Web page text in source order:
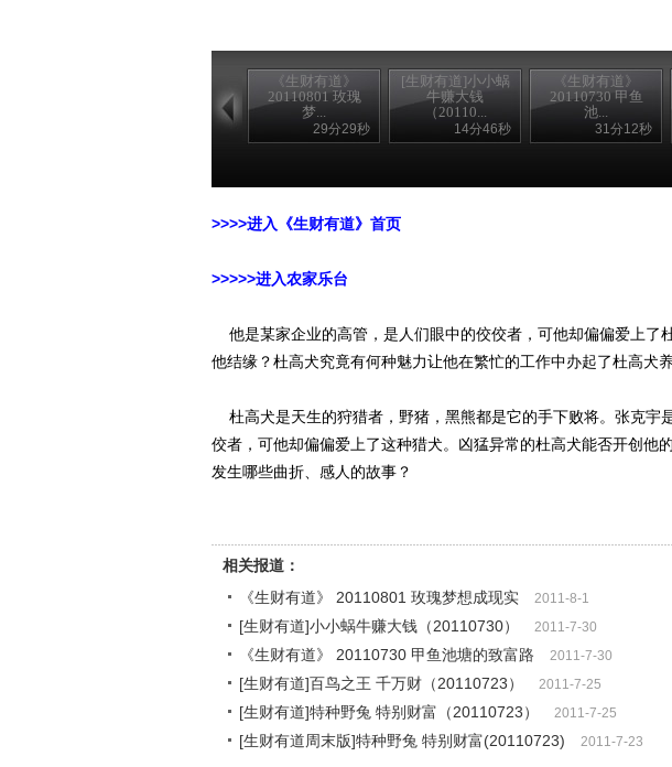
《生财有道》
20110801 玫瑰
梦...
29分29秒
[生财有道]小小蜗
牛赚大钱
（20110...
14分46秒
《生财有道》
20110730 甲鱼
池...
31分12秒
>>>>进入《生财有道》首页
>>>>>进入农家乐台
他是某家企业的高管，是人们眼中的佼佼者，可他却偏偏爱上了
他结缘？杜高犬究竟有何种魅力让他在繁忙的工作中办起了杜高犬
杜高犬是天生的狩猎者，野猪，黑熊都是它的手下败将。张克宇
佼者，可他却偏偏爱上了这种猎犬。凶猛异常的杜高犬能否开创他
发生哪些曲折、感人的故事？
相关报道：
《生财有道》 20110801 玫瑰梦想成现实
2011-8-1
[生财有道]小小蜗牛赚大钱（20110730） 2011-7-30
《生财有道》 20110730 甲鱼池塘的致富路 2011-7-30
[生财有道]百鸟之王 千万财（20110723） 2011-7-25
[生财有道]特种野兔 特别财富（20110723） 2011-7-25
[生财有道周末版]特种野兔 特别财富(20110723) 2011-7-23